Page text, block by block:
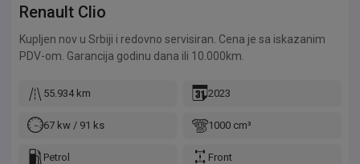
Renault Clio
Kupljen nov u Srbiji i redovno servisiran. Cena je sa iskazanim
PDV-om. Garancija godinu dana ili 10.000km.
55.934 km 2023
67 kw / 91 ks 1000 cm³
Petrol Front